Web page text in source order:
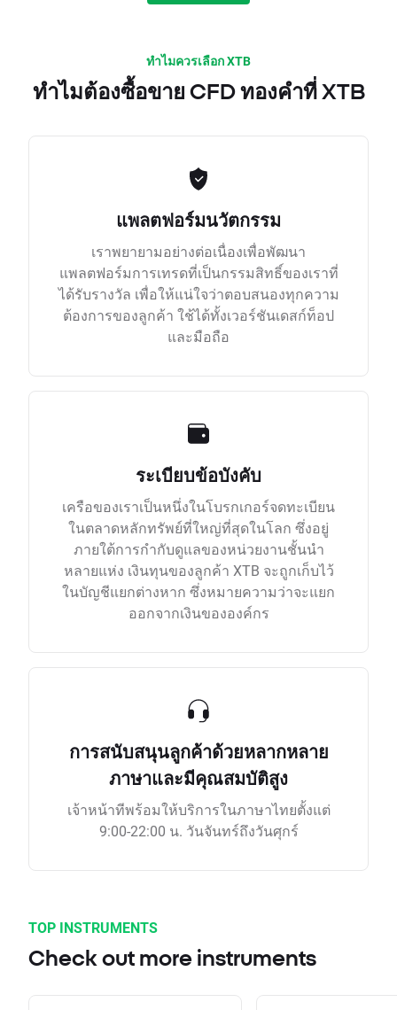
ทำไมควรเลือก XTB
ทำไมต้องซื้อขาย CFD ทองคำที่ XTB
แพลตฟอร์มนวัตกรรม
เราพยายามอย่างต่อเนื่องเพื่อพัฒนา
แพลตฟอร์มการเทรดที่เป็นกรรมสิทธิ์ของเราที่
ได้รับรางวัล เพื่อให้แน่ใจว่าตอบสนองทุกความ
ต้องการของลูกค้า ใช้ได้ทั้งเวอร์ชันเดสก์ท็อป
และมือถือ
ระเบียบข้อบังคับ
เครือของเราเป็นหนึ่งในโบรกเกอร์จดทะเบียน
ในตลาดหลักทรัพย์ที่ใหญ่ที่สุดในโลก ซึ่งอยู่
ภายใต้การกำกับดูแลของหน่วยงานชั้นนำ
หลายแห่ง เงินทุนของลูกค้า XTB จะถูกเก็บไว้
ในบัญชีแยกต่างหาก ซึ่งหมายความว่าจะแยก
ออกจากเงินขององค์กร
การสนับสนุนลูกค้าด้วยหลากหลาย
ภาษาและมีคุณสมบัติสูง
เจ้าหน้าทีพร้อมให้บริการในภาษาไทยตั้งแต่
9:00-22:00 น. วันจันทร์ถึงวันศุกร์
TOP INSTRUMENTS
Check out more instruments